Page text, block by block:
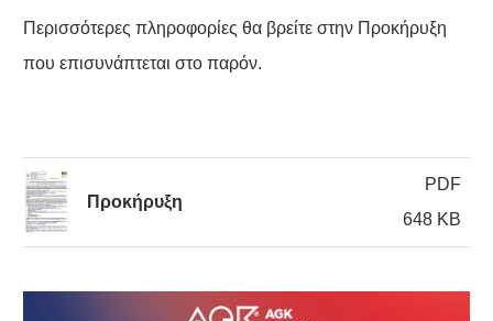
Περισσότερες πληροφορίες θα βρείτε στην Προκήρυξη
που επισυνάπτεται στο παρόν.
Προκήρυξη
PDF
648 KB